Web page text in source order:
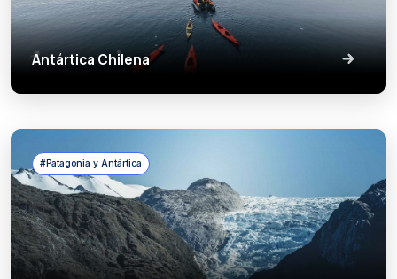
Antártica Chilena
#Patagonia y Antártica